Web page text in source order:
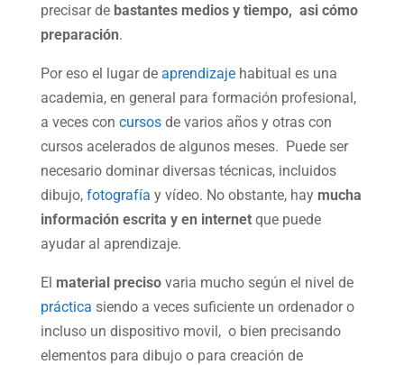
precisar de bastantes medios y tiempo, asi cómo
preparación.
Por eso el lugar de aprendizajehabitual es una
academia, en general para formación profesional,
a veces con cursosde varios años y otras con
cursos acelerados de algunos meses. Puede ser
necesario dominar diversas técnicas, incluidos
dibujo,fotografía y vídeo. No obstante, hay mucha
información escrita y en internetque puede
ayudar al aprendizaje.
El material precisovaria mucho según el nivel de
práctica siendo a veces suficiente un ordenador o
incluso un dispositivo movil, o bien precisando
elementos para dibujo o para creación de